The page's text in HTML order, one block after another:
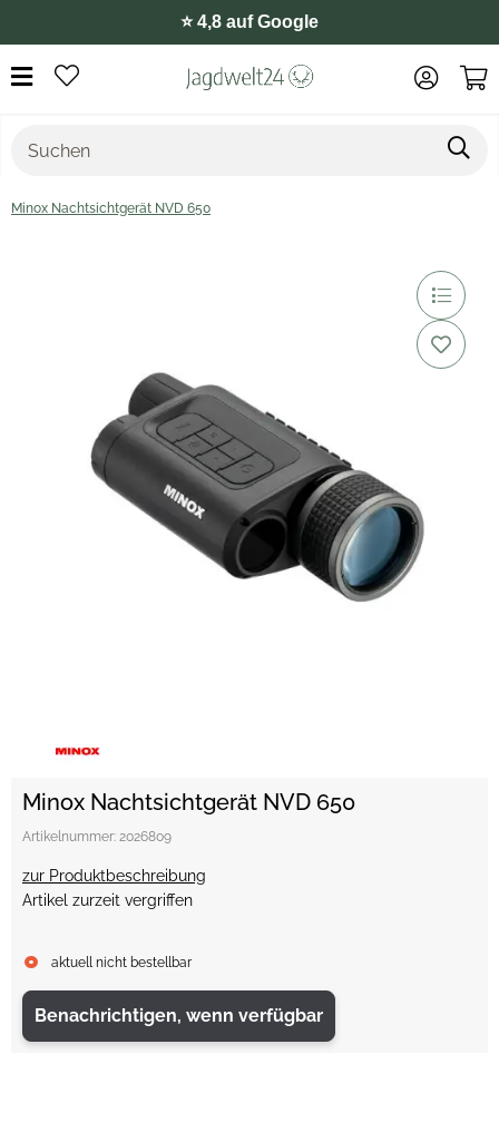
⭐️ 4,8 auf Google
Minox Nachtsichtgerät NVD 650
Minox Nachtsichtgerät NVD 650
Artikelnummer: 2026809
zur Produktbeschreibung
Artikel zurzeit vergriffen
aktuell nicht bestellbar
Benachrichtigen, wenn verfügbar